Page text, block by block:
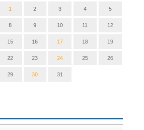
1 2 3 4 5
8 9 10 11 12
15 16 17 18 19
22 23 24 25 26
29 30 31